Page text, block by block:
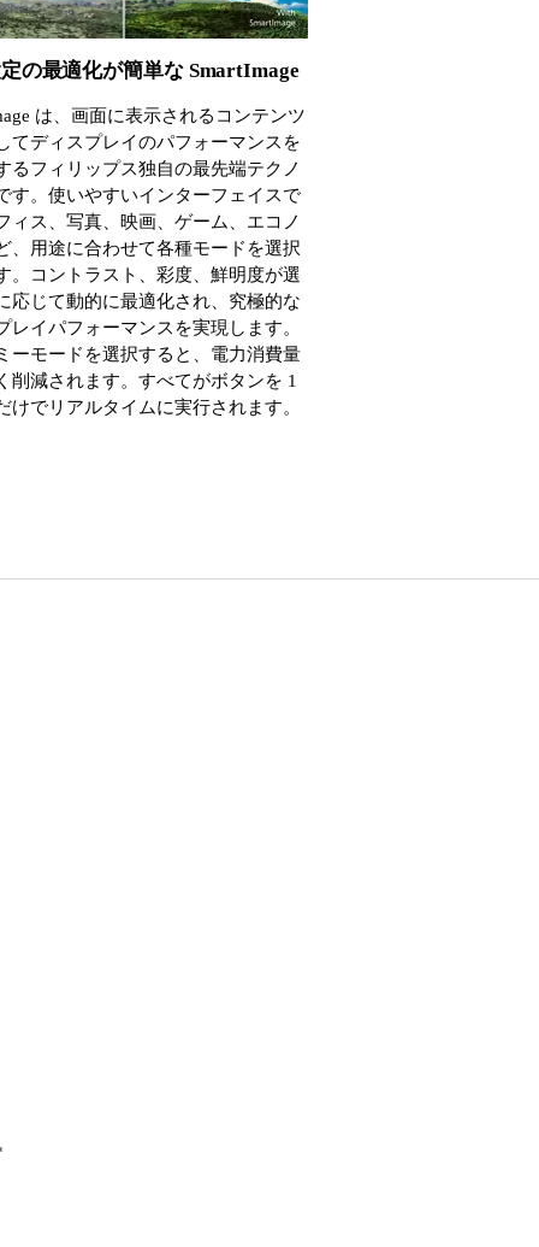
の最適化が簡単な SmartImage
は、画面に表示されるコンテンツ
てディスプレイのパフォーマンスを
るフィリップス独自の最先端テクノ
す。使いやすいインターフェイスで
ィス、写真、映画、ゲーム、エコノ
、用途に合わせて各種モードを選択
。コントラスト、彩度、鮮明度が選
応じて動的に最適化され、究極的な
レイパフォーマンスを実現します。
ーモードを選択すると、電力消費量
削減されます。すべてがボタンを 1
けでリアルタイムに実行されます。